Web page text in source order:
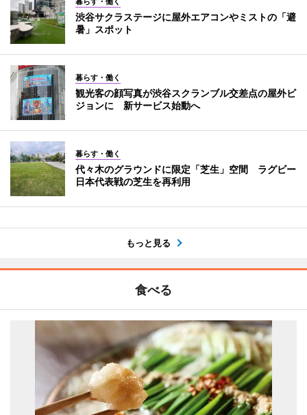
渋谷サクラステージに屋外エアコンやミストの「避
暑」スポット
暮らす・働く
観光客の顔写真が渋谷スクランブル交差点の屋外ビ
ジョンに 新サービス始動へ
暮らす・働く
代々木のグラウンドに限定「芝生」空間 ラグビー
日本代表戦の芝生を再利用
もっと見る
食べる